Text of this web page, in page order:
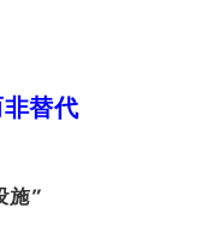
替代
施”